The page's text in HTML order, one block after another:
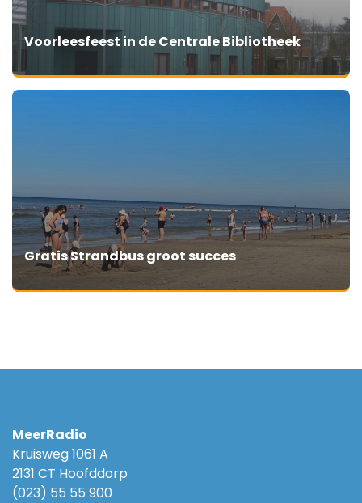
Voorleesfeest in de Centrale Bibliotheek
Gratis Strandbus groot succes
MeerRadio
Kruisweg 1061 A
2131 CT Hoofddorp
(023) 55 55 900